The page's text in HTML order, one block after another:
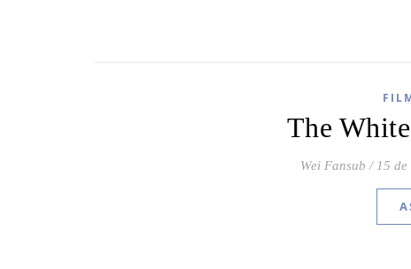
The
Wei Fansub / 15